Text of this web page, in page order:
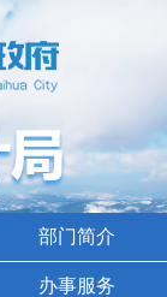
部门简介
办事服务